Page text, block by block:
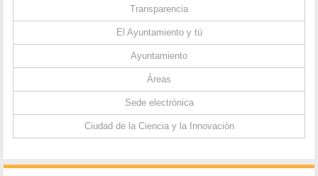
Transparencia
El Ayuntamiento y tú
Ayuntamiento
Áreas
Sede electrónica
Ciudad de la Ciencia y la Innovación